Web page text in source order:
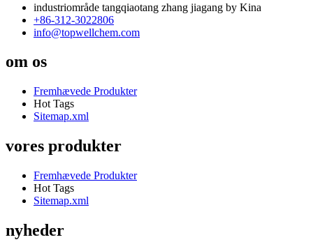
industriområde tangqiaotang zhang jiagang by Kina
+86-312-3022806
info@topwellchem.com
om os
Fremhævede Produkter
Hot Tags
Sitemap.xml
vores produkter
Fremhævede Produkter
Hot Tags
Sitemap.xml
nyheder